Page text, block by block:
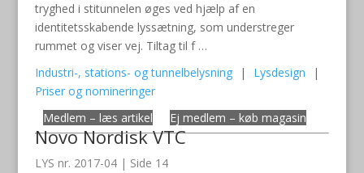
tryghed i stitunnelen øges ved hjælp af en
identitetsskabende lyssætning, som understreger
rummet og viser vej. Tiltag til f …
Industri-, stations- og tunnelbelysning
| Lysdesign
|
Priser og nomineringer
Medlem – læs artikel
Ej medlem – køb magasin
Novo Nordisk VTC
LYS nr. 2017-04 | Side 14